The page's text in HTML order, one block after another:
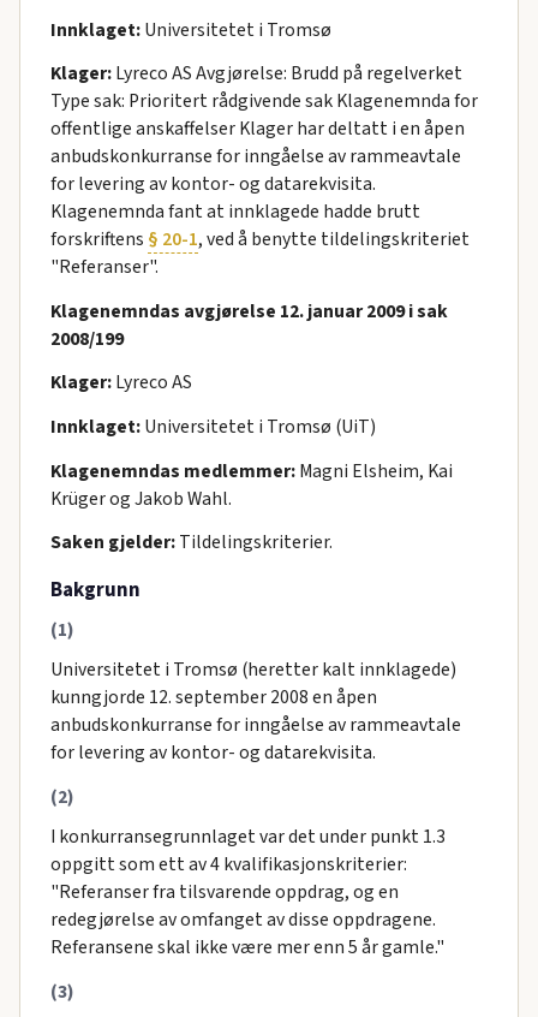
Innklaget:Universitetet i Tromsø
Klager:Lyreco AS Avgjørelse: Brudd på regelverket
Type sak: Prioritert rådgivende sak Klagenemnda for
offentlige anskaffelser Klager har deltatt i en åpen
anbudskonkurranse for inngåelse av rammeavtale
for levering av kontor- og datarekvisita.
Klagenemnda fant at innklagede hadde brutt
forskriftens § 20-1, ved å benytte tildelingskriteriet
"Referanser".
Klagenemndas avgjørelse 12. januar 2009 i sak
2008/199
Klager:Lyreco AS
Innklaget:Universitetet i Tromsø (UiT)
Klagenemndas medlemmer:Magni Elsheim, Kai
Krüger og Jakob Wahl.
Saken gjelder:Tildelingskriterier.
Bakgrunn
(1)
Universitetet i Tromsø (heretter kalt innklagede)
kunngjorde 12. september 2008 en åpen
anbudskonkurranse for inngåelse av rammeavtale
for levering av kontor- og datarekvisita.
(2)
I konkurransegrunnlaget var det under punkt 1.3
oppgitt som ett av 4 kvalifikasjonskriterier:
"Referanser fra tilsvarende oppdrag, og en
redegjørelse av omfanget av disse oppdragene.
Referansene skal ikke være mer enn 5 år gamle."
(3)